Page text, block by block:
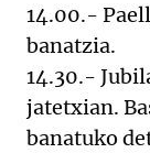
14.00.-
banatzia.
14.30.-
jatetxian.
banatuko